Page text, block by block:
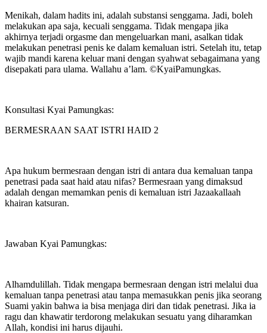
Menikah, dalam hadits ini, adalah substansi senggama. Jadi, boleh
melakukan apa saja, kecuali senggama. Tidak mengapa jika
akhirnya terjadi orgasme dan mengeluarkan mani, asalkan tidak
melakukan penetrasi penis ke dalam kemaluan istri. Setelah itu, tetap
wajib mandi karena keluar mani dengan syahwat sebagaimana yang
disepakati para ulama. Wallahu a’lam. ©️KyaiPamungkas.
Konsultasi Kyai Pamungkas:
BERMESRAAN SAAT ISTRI HAID 2
Apa hukum bermesraan dengan istri di antara dua kemaluan tanpa
penetrasi pada saat haid atau nifas? Bermesraan yang dimaksud
adalah dengan memamkan penis di kemaluan istri Jazaakallaah
khairan katsuran.
Jawaban Kyai Pamungkas:
Alhamdulillah. Tidak mengapa bermesraan dengan istri melalui dua
kemaluan tanpa penetrasi atau tanpa memasukkan penis jika seorang
Suami yakin bahwa ia bisa menjaga diri dan tidak penetrasi. Jika ia
ragu dan khawatir terdorong melakukan sesuatu yang diharamkan
Allah, kondisi ini harus dijauhi.